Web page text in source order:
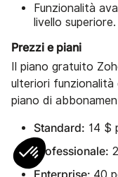
Funzionalità
livello superiore.
Prezzi e piani
Il piano gratuito
ulteriori funzionalità
piano di
Standard: 14 $
Professionale: